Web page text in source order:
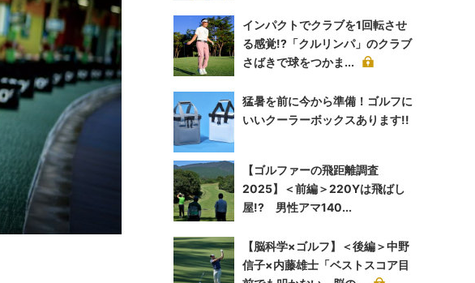
インパクトでクラブを1回転させ
る感覚!?「クルリンパ」のクラブ
さばきで球をつかま...
猛暑を前に今から準備！ゴルフに
いいクーラーボックスあります!!
【ゴルファーの飛距離調査
2025】＜前編＞220Yは飛ばし
屋!? 男性アマ140...
【脳科学×ゴルフ】＜後編＞中野
信子×内藤雄士「ベストスコア目